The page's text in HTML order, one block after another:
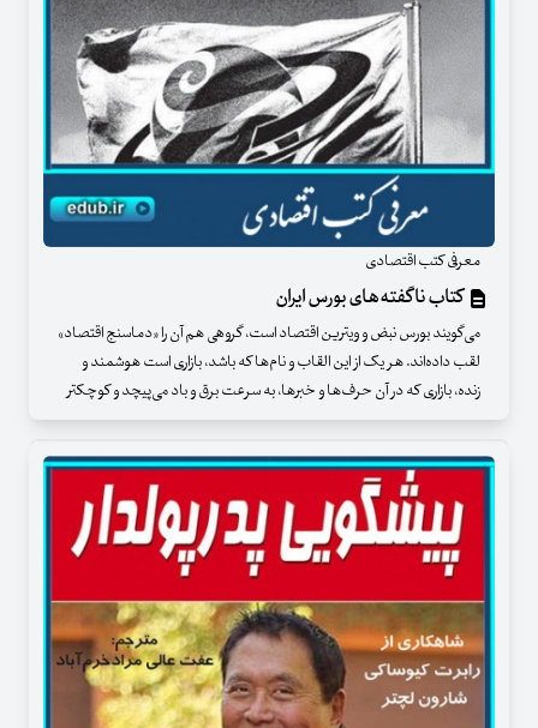
معرفی کتب اقتصادی
کتاب ناگفته‌های بورس ایران
می‌گویند بورس نبض و ویترین اقتصاد است، گروهی هم آن را «دماسنج اقتصاد»
لقب داده‌اند. هر یک از این القاب و نام‌ها که باشد، بازاری است هوشمند و
زنده، بازاری که در آن حرف‌ها و خبرها، به سرعت برق و باد می‌پیچد و کوچکتر